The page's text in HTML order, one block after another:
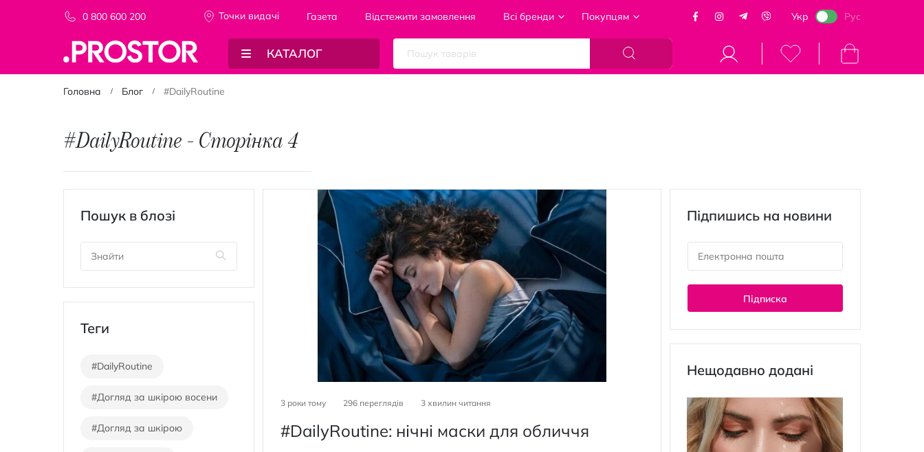
0 800 600 200 Точки видачi Газета Відстежити замовлення Всі бренди Покупцям Укр Рус
КАТАЛОГ Кошик
Головна Блог #DailyRoutine
#DailyRoutine - Сторінка 4
3 роки тому 296 переглядів 3 хвилин читання
#DailyRoutine: нічні маски для обличчя
Пошук в блозі
Теги
#DailyRoutine
#Догляд за шкірою восени
#Догляд за шкірою
Підпишись на новини
Підписка
Нещодавно додані